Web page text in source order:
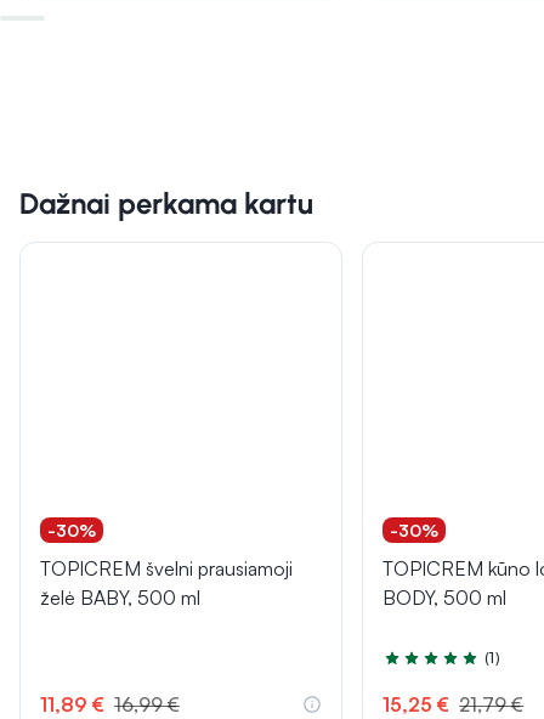
Dažnai perkama kartu
-30%
TOPICREM švelni prausiamoji
želė BABY, 500 ml
11,89 € 16,99 €
-30%
TOPICREM kūno
BODY, 500 ml
Įvertinimas 5.0 iš 5
(1)
15,25 € 21,79 €